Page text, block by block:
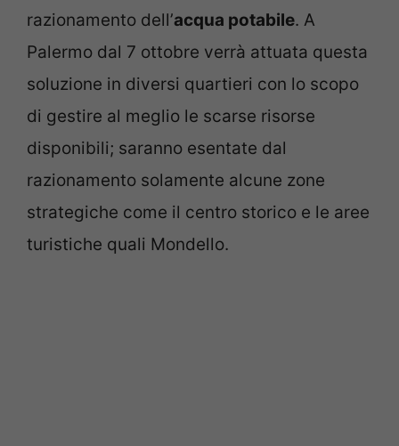
razionamento dell’acqua potabile. A
Palermo dal 7 ottobre verrà attuata questa
soluzione in diversi quartieri con lo scopo
di gestire al meglio le scarse risorse
disponibili; saranno esentate dal
razionamento solamente alcune zone
strategiche come il centro storico e le aree
turistiche quali Mondello.